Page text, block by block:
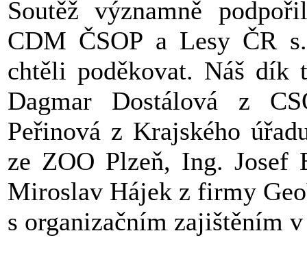
Soutěž významně
CDM ČSOP a Lesy ČR
chtěli poděkovat. Náš dík
Dagmar Dostálová z
Peřinová z Krajského
ze ZOO Plzeň, Ing. Josef
Miroslav Hájek z firmy
s organizačním zajištěním